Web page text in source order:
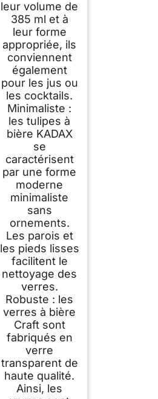
leur volume de
385 ml et à
leur forme
appropriée, ils
conviennent
également
pour les jus ou
les cocktails.
Minimaliste :
les tulipes à
bière KADAX
se
caractérisent
par une forme
moderne
minimaliste
sans
ornements.
Les parois et
les pieds lisses
facilitent le
nettoyage des
verres.
Robuste : les
verres à bière
Craft sont
fabriqués en
verre
transparent de
haute qualité.
Ainsi, les